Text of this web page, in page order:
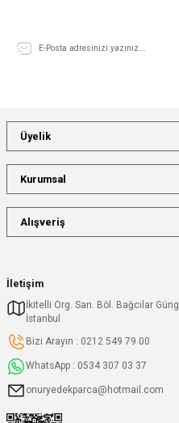
İletişim
İkitelli Org. San. Böl. Bağcılar
İstanbul
Bizi Arayın : 0212 549 79 00
WhatsApp : 0534 307 03 37
onuryedekparca@hotmail.com
Üyelik
Kurumsal
Alışveriş